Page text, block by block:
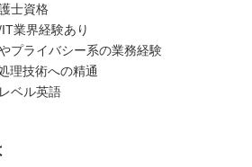
士資格
業界経験あり
プライバシー系の業務経験
理技術への精通
ベル英語